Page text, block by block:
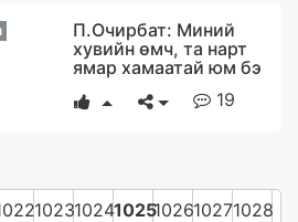
П.Очирбат: Миний
хувийн өмч, та нарт
ямар хамаатай юм бэ
19
102310241025102610271028